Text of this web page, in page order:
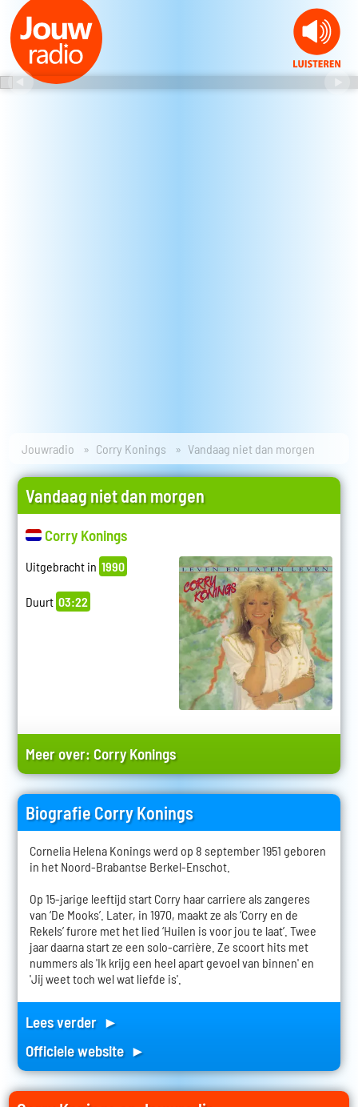
Jouwradio Corry Konings Vandaag niet dan morgen
Vandaag niet dan morgen
Corry Konings
Uitgebracht in 1990
Duurt 03:22
Meer over: Corry Konings
Biografie Corry Konings
Cornelia Helena Konings werd op 8 september 1951 geboren
in het Noord-Brabantse Berkel-Enschot.
Op 15-jarige leeftijd start Corry haar carriere als zangeres
van ‘De Mooks’. Later, in 1970, maakt ze als ‘Corry en de
Rekels’ furore met het lied ‘Huilen is voor jou te laat’. Twee
jaar daarna start ze een solo-carrière. Ze scoort hits met
nummers als 'Ik krijg een heel apart gevoel van binnen' en
'Jij weet toch wel wat liefde is'.
Lees verder ►
Officiele website ►